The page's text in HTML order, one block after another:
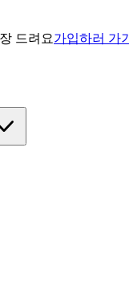
드려요가입하러 가기